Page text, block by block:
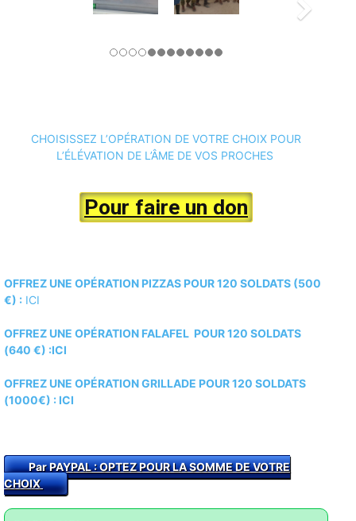
CHOISISSEZ L’OPÉRATION DE VOTRE CHOIX POUR
L’ÉLÉVATION DE L’ÂME DE VOS PROCHES
Pour faire un don
OFFREZ UNE OPÉRATION PIZZAS POUR 120 SOLDATS (500
€) : ICI
OFFREZ UNE OPÉRATION FALAFEL POUR 120 SOLDATS
(640 €) :ICI
OFFREZ UNE OPÉRATION GRILLADE POUR 120 SOLDATS
(1000€) : ICI
Par PAYPAL : OPTEZ POUR LA SOMME DE VOTRE
CHOIX